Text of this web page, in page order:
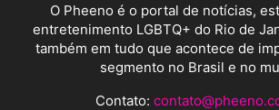
O Pheeno é o portal de notícias,
entretenimento LGBTQ+ do Rio de
também em tudo que acontece de
segmento no Brasil e no
Contato: